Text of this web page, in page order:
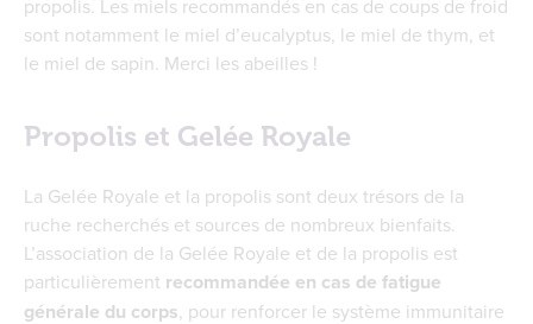
propolis. Les miels recommandés en cas de coups de froid
sont notamment le miel d’eucalyptus, le miel de thym, et
le miel de sapin. Merci les abeilles !
Propolis et Gelée Royale
La Gelée Royale et la propolis sont deux trésors de la
ruche recherchés et sources de nombreux bienfaits.
L’association de la Gelée Royale et de la propolis est
particulièrement recommandée en cas de fatigue
générale du corps, pour renforcer le système immunitaire